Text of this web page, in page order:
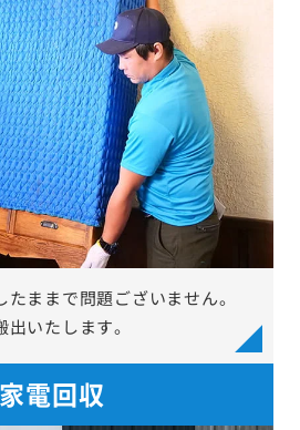
ままで問題ございません。
いたします。
家電回収